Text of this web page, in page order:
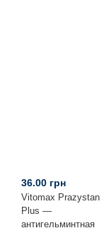
Vitomax Prazystan
Plus —
антигельминтная
36.00 грн